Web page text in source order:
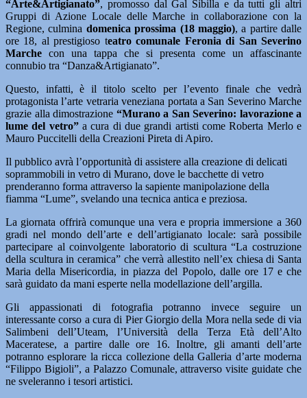
“Arte&Artigianato”, promosso dal Gal Sibilla e da tutti gli altri
Gruppi di Azione Locale delle Marche in collaborazione con la
Regione, culmina domenica prossima (18 maggio), a partire dalle
ore 18, al prestigioso teatro comunale Feronia di San Severino
Marche con una tappa che si presenta come un affascinante
connubio tra “Danza&Artigianato”.
Questo, infatti, è il titolo scelto per l’evento finale che vedrà
protagonista l’arte vetraria veneziana portata a San Severino Marche
grazie alla dimostrazione “Murano a San Severino: lavorazione a
lume del vetro”a cura di due grandi artisti come Roberta Merlo e
Mauro Puccitelli della Creazioni Pireta di Apiro.
Il pubblico avrà l’opportunità di assistere alla creazione di delicati
soprammobili in vetro di Murano, dove le bacchette di vetro
prenderanno forma attraverso la sapiente manipolazione della
fiamma “Lume”, svelando una tecnica antica e preziosa.
La giornata offrirà comunque una vera e propria immersione a 360
gradi nel mondo dell’arte e dell’artigianato locale: sarà possibile
partecipare al coinvolgente laboratorio di scultura “La costruzione
della scultura in ceramica” che verrà allestito nell’ex chiesa di Santa
Maria della Misericordia, in piazza del Popolo, dalle ore 17 e che
sarà guidato da mani esperte nella modellazione dell’argilla.
Gli appassionati di fotografia potranno invece seguire un
interessante corso a cura di Pier Giorgio della Mora nella sede di via
Salimbeni dell’Uteam, l’Università della Terza Età dell’Alto
Maceratese, a partire dalle ore 16. Inoltre, gli amanti dell’arte
potranno esplorare la ricca collezione della Galleria d’arte moderna
“Filippo Bigioli”, a Palazzo Comunale, attraverso visite guidate che
ne sveleranno i tesori artistici.